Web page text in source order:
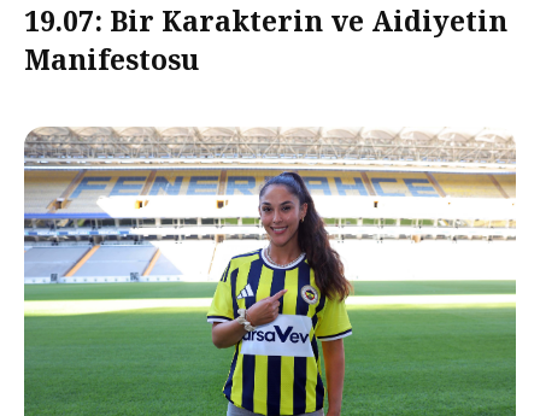
19.07: Bir Karakterin ve Aidiyetin
Manifestosu